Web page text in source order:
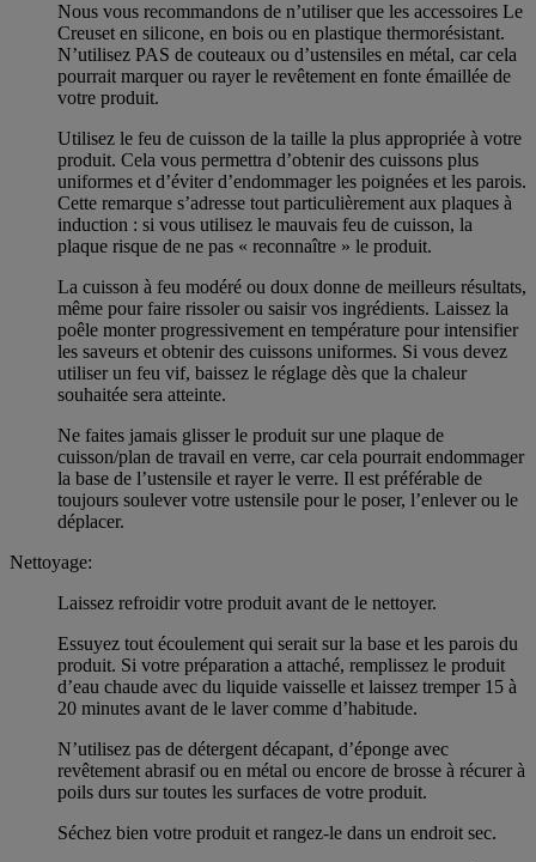
Nous vous recommandons de n’utiliser que les accessoires Le
Creuset en silicone, en bois ou en plastique thermorésistant.
N’utilisez PAS de couteaux ou d’ustensiles en métal, car cela
pourrait marquer ou rayer le revêtement en fonte émaillée de
votre produit.
Utilisez le feu de cuisson de la taille la plus appropriée à votre
produit. Cela vous permettra d’obtenir des cuissons plus
uniformes et d’éviter d’endommager les poignées et les parois.
Cette remarque s’adresse tout particulièrement aux plaques à
induction : si vous utilisez le mauvais feu de cuisson, la
plaque risque de ne pas « reconnaître » le produit.
La cuisson à feu modéré ou doux donne de meilleurs résultats,
même pour faire rissoler ou saisir vos ingrédients. Laissez la
poêle monter progressivement en température pour intensifier
les saveurs et obtenir des cuissons uniformes. Si vous devez
utiliser un feu vif, baissez le réglage dès que la chaleur
souhaitée sera atteinte.
Ne faites jamais glisser le produit sur une plaque de
cuisson/plan de travail en verre, car cela pourrait endommager
la base de l’ustensile et rayer le verre. Il est préférable de
toujours soulever votre ustensile pour le poser, l’enlever ou le
déplacer.
Nettoyage:
Laissez refroidir votre produit avant de le nettoyer.
Essuyez tout écoulement qui serait sur la base et les parois du
produit. Si votre préparation a attaché, remplissez le produit
d’eau chaude avec du liquide vaisselle et laissez tremper 15 à
20 minutes avant de le laver comme d’habitude.
N’utilisez pas de détergent décapant, d’éponge avec
revêtement abrasif ou en métal ou encore de brosse à récurer à
poils durs sur toutes les surfaces de votre produit.
Séchez bien votre produit et rangez-le dans un endroit sec.